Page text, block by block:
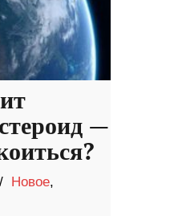
—
Новое,